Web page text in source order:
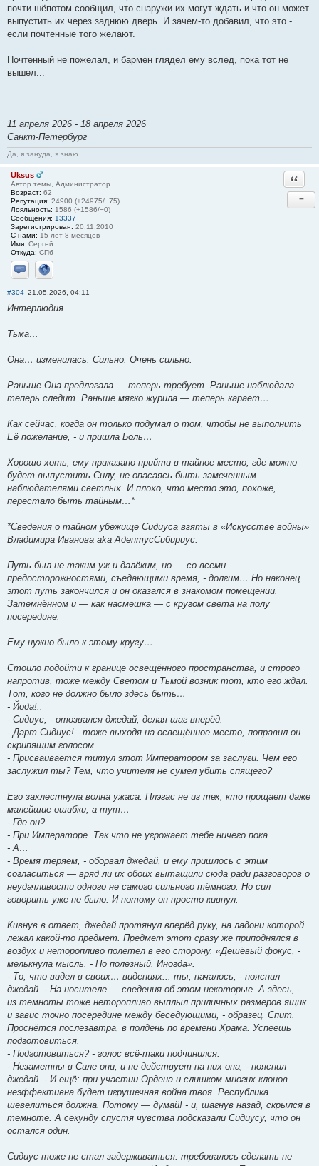
почти шёпотом сообщил, что снаружи их могут ждать и что он может
выпустить их через заднюю дверь. И зачем-то добавил, что это -
если почтенные того желают.
Почтенный не пожелал, и бармен глядел ему вслед, пока тот не
вышел...
11 апреля 2026 - 18 апреля 2026
Санкт-Петербург
Да, я зануда, я знаю...
Uksus
Автор темы, Администратор
Возраст: 62
Репутация: 24900 (+24975/−75)
Лояльность: 1586 (+1586/−0)
Сообщения: 13337
Зарегистрирован: 20.11.2010
С нами: 15 лет 8 месяцев
Имя: Сергей
Откуда: СПб
Отправить личное сообщение
Сайт
−
#304 21.05.2026, 04:11
Интерлюдия
Тьма…
Она… изменилась. Сильно. Очень сильно.
Раньше Она предлагала — теперь требует. Раньше наблюдала —
теперь следит. Раньше мягко журила — теперь карает…
Как сейчас, когда он только подумал о том, чтобы не выполнить
Её пожелание, - и пришла Боль…
Хорошо хоть, ему приказано прийти в тайное место, где можно
будет выпустить Силу, не опасаясь быть замеченным
наблюдателями светлых. И плохо, что место это, похоже,
перестало быть тайным…*
*Сведения о тайном убежище Сидиуса взяты в «Искусстве войны»
Владимира Иванова aka АдептусСибириус.
Путь был не таким уж и далёким, но — со всеми
предосторожностями, съедающими время, - долгим… Но наконец
этот путь закончился и он оказался в знакомом помещении.
Затемнённом и — как насмешка — с кругом света на полу
посередине.
Ему нужно было к этому кругу…
Стоило подойти к границе освещённого пространства, и строго
напротив, тоже между Светом и Тьмой возник тот, кто его ждал.
Тот, кого не должно было здесь быть…
- Йода!..
- Сидиус, - отозвался джедай, делая шаг вперёд.
- Дарт Сидиус! - тоже выходя на освещённое место, поправил он
скрипящим голосом.
- Присваивается титул этот Императором за заслуги. Чем его
заслужил ты? Тем, что учителя не сумел убить спящего?
Его захлестнула волна ужаса: Плэгас не из тех, кто прощает даже
малейшие ошибки, а тут…
- Где он?
- При Императоре. Так что не угрожает тебе ничего пока.
- А…
- Время теряем, - оборвал джедай, и ему пришлось с этим
согласиться — вряд ли их обоих вытащили сюда ради разговоров о
неудачливости одного не самого сильного тёмного. Но сил
говорить уже не было. И потому он просто кивнул.
Кивнув в ответ, джедай протянул вперёд руку, на ладони которой
лежал какой-то предмет. Предмет этот сразу же приподнялся в
воздух и неторопливо полетел в его сторону. «Дешёвый фокус, -
мелькнула мысль. - Но полезный. Иногда».
- То, что видел в своих… видениях... ты, началось, - пояснил
джедай. - На носителе — сведения об этом некоторые. А здесь, -
из темноты тоже неторопливо выплыл приличных размеров ящик
и завис точно посередине между беседующими, - образец. Спит.
Проснётся послезавтра, в полдень по времени Храма. Успеешь
подготовиться.
- Подготовиться? - голос всё-таки подчинился.
- Незаметны в Силе они, и не действует на них она, - пояснил
джедай. - И ещё: при участии Ордена и слишком многих клонов
неэффективна будет игрушечная война твоя. Республика
шевелиться должна. Потому — думай! - и, шагнув назад, скрылся в
темноте. А секунду спустя чувства подсказали Сидиусу, что он
остался один.
Сидиус тоже не стал задерживаться: требовалось сделать не